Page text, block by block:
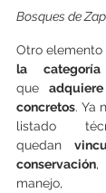
Bosques de
Otro
la
que
concretos. Ya
listado
quedan
conservación
manejo,